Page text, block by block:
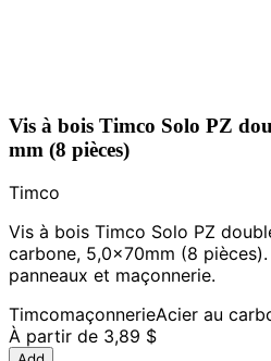
Vis à bois Timco Solo PZ
mm (8 pièces)
Timco
Vis à bois Timco Solo PZ
carbone, 5,0x70mm (8
panneaux et maçonnerie.
TimcomaçonnerieAcier au
À partir de 3,89 $